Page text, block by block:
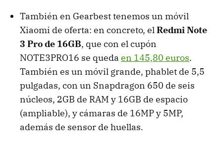
También en Gearbest tenemos un móvil
Xiaomi de oferta: en concreto, elRedmi Note
3 Pro de 16GB, que con el cupón
NOTE3PRO16 se queda en 145,80 euros.
También es un móvil grande, phablet de 5,5
pulgadas, con un Snapdragon 650 de seis
núcleos, 2GB de RAM y 16GB de espacio
(ampliable), y cámaras de 16MP y 5MP,
además de sensor de huellas.